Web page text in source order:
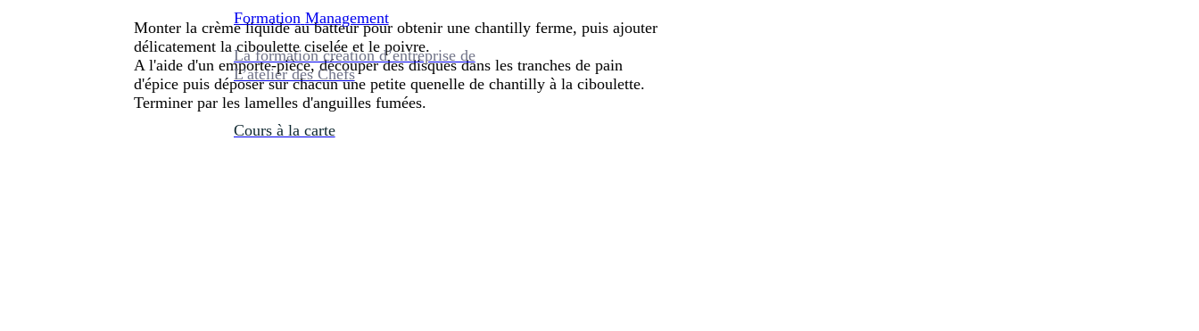
Formation Management
La formation création d’entreprise de
L’atelier des Chefs
Cours à la carte
Monter la crème liquide au batteur pour obtenir une chantilly ferme, puis ajouter
délicatement la ciboulette ciselée et le poivre.
A l'aide d'un emporte-pièce, découper des disques dans les tranches de pain
d'épice puis déposer sur chacun une petite quenelle de chantilly à la ciboulette.
Terminer par les lamelles d'anguilles fumées.